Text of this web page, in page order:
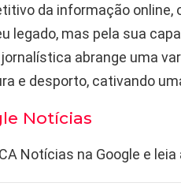
da informação online,
legado, mas pela sua
abrange uma
e desporto, cativando
Notícias
Notícias na Google e